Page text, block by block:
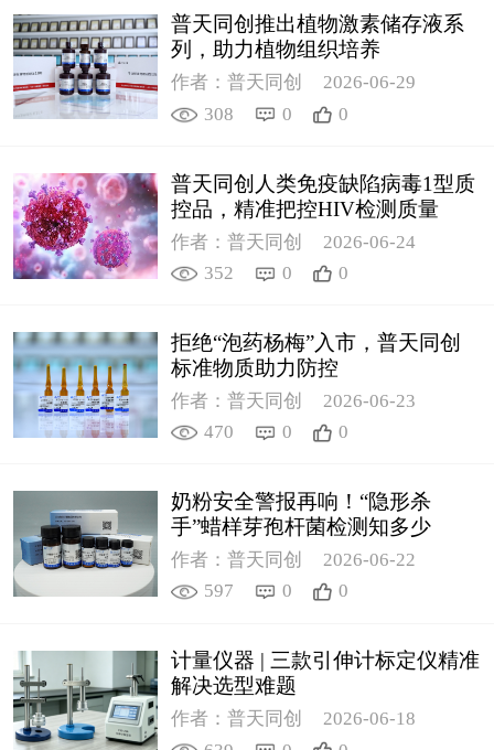
普天同创推出植物激素储存液系
列，助力植物组织培养
作者：普天同创
2026-06-29
308
0 0
普天同创人类免疫缺陷病毒1型质
控品，精准把控HIV检测质量
作者：普天同创
2026-06-24
352
0 0
拒绝“泡药杨梅”入市，普天同创
标准物质助力防控
作者：普天同创
2026-06-23
470
0 0
奶粉安全警报再响！“隐形杀
手”蜡样芽孢杆菌检测知多少
作者：普天同创
2026-06-22
597
0 0
计量仪器 | 三款引伸计标定仪精准
解决选型难题
作者：普天同创
2026-06-18